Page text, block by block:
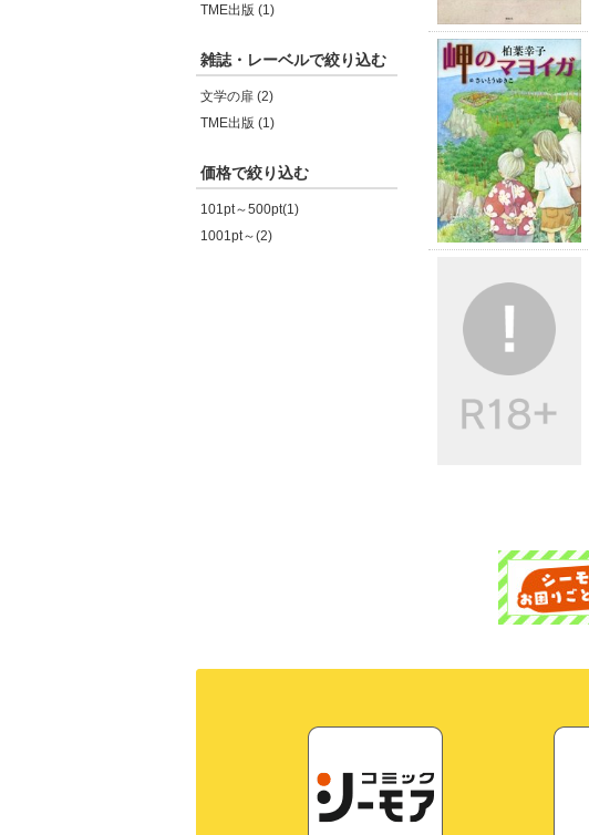
TME出版 (1)
雑誌・レーベルで絞り込む
文学の扉 (2)
TME出版 (1)
価格で絞り込む
101pt～500pt(1)
1001pt～(2)